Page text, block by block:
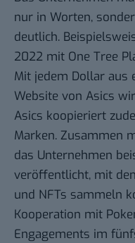
nur in Worten,
deutlich.
2022 mit One Tree
Mit jedem Dollar aus
Website von Asics
Asics koopieriert
Marken. Zusammen
das Unternehmen
veröffentlicht, mit
und NFTs sammeln
Kooperation mit
Engagements im